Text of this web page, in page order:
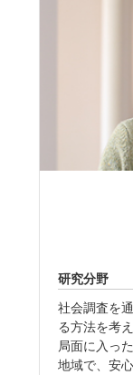
研究分野
社会調査を
る方法を考
局面に入っ
地域で、安